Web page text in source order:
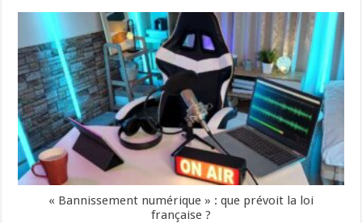
« Bannissement numérique » : que prévoit la loi
française ?